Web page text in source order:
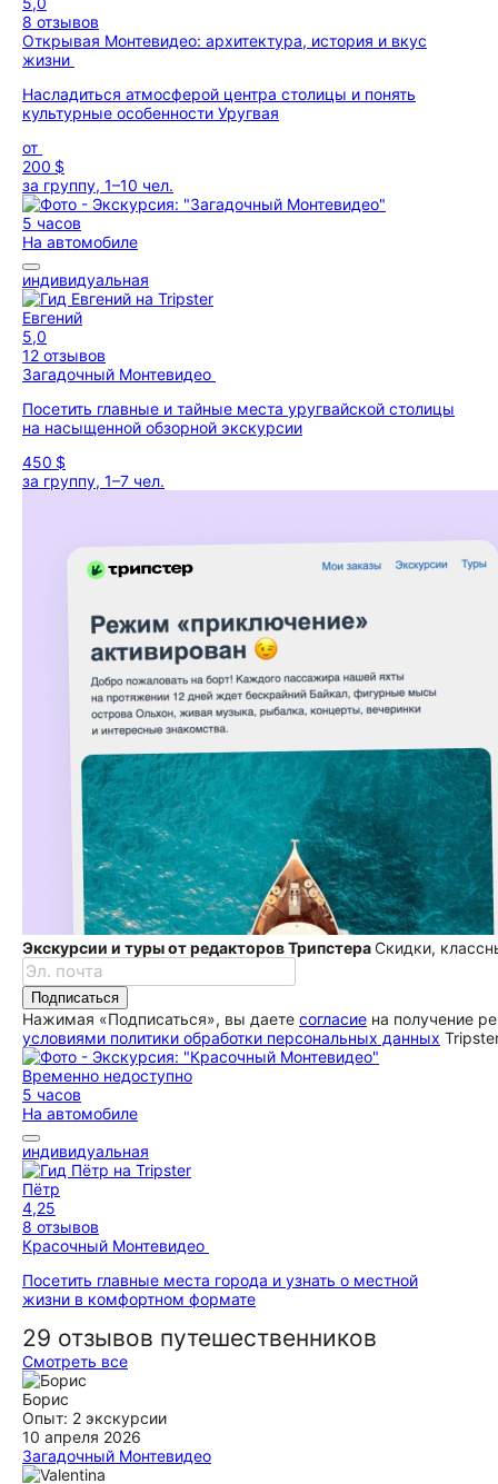
8 отзывов
Открывая Монтевидео: архитектура, история и вкус
жизни
Насладиться атмосферой центра столицы и понять
культурные особенности Уругвая
от
200 $
за группу, 1–10 чел.
5 часов
На автомобиле
индивидуальная
Евгений
5,0
12 отзывов
Загадочный Монтевидео
Посетить главные и тайные места уругвайской столицы
на насыщенной обзорной экскурсии
450 $
за группу, 1–7 чел.
Экскурсии и туры от редакторов ТрипстераСкидки,
Подписаться
Нажимая «Подписаться», вы даете согласие на получение
условиями политики обработки персональных данных
Временно недоступно
5 часов
На автомобиле
индивидуальная
Пётр
4,25
8 отзывов
Красочный Монтевидео
Посетить главные места города и узнать о местной
жизни в комфортном формате
29 отзывов путешественников
Смотреть все
Борис
Опыт: 2 экскурсии
10 апреля 2026
Загадочный Монтевидео
Наше ознакомление с чудесным Моновидео было